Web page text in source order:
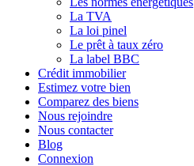
La TVA
La loi pinel
Le prêt à taux zéro
La label BBC
Crédit immobilier
Estimez votre bien
Comparez des biens
Nous rejoindre
Nous contacter
Blog
Connexion